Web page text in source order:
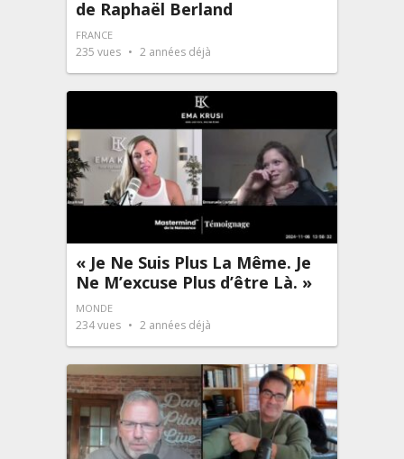
de Raphaël Berland
FRANCE
235 vues 2 années déjà
« Je Ne Suis Plus La Même. Je
Ne M’excuse Plus d’être Là. »
MONDE
234vues 2 années déjà